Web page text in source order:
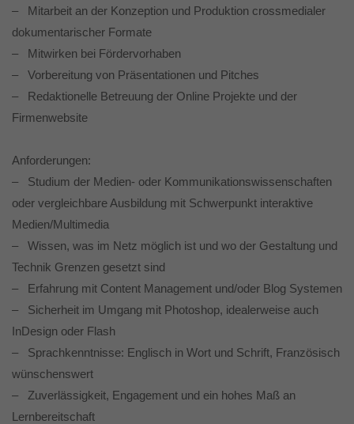
– Mitarbeit an der Konzeption und Produktion crossmedialer
dokumentarischer Formate
– Mitwirken bei Fördervorhaben
– Vorbereitung von Präsentationen und Pitches
– Redaktionelle Betreuung der Online Projekte und der
Firmenwebsite
Anforderungen:
– Studium der Medien- oder Kommunikationswissenschaften
oder vergleichbare Ausbildung mit Schwerpunkt interaktive
Medien/Multimedia
– Wissen, was im Netz möglich ist und wo der Gestaltung und
Technik Grenzen gesetzt sind
– Erfahrung mit Content Management und/oder Blog Systemen
– Sicherheit im Umgang mit Photoshop, idealerweise auch
InDesign oder Flash
– Sprachkenntnisse: Englisch in Wort und Schrift, Französisch
wünschenswert
– Zuverlässigkeit, Engagement und ein hohes Maß an
Lernbereitschaft
Website. Einige von ihnen sind essenziell, während andere uns
helfen, diese Website und Ihre Erfahrung zu verbessern.
Personenbezogene Daten können verarbeitet werden (z. B. IP-
Adressen), z. B. für personalisierte Anzeigen und Inhalte oder
Anzeigen- und Inhaltsmessung.
Weitere Informationen über die
Verwendung Ihrer Daten finden Sie in unserer
können Ihre Einwilligung zu ganzen Kategorien geben oder sich
weitere Informationen anzeigen lassen und so nur bestimmte
Cookies auswählen.
Alle akzeptieren Speichern
Nur essenzielle Cookies akzeptieren
Zurück
Datenschutzeinstellungen
Essenziell (1)
die einwandfreie Funktion der Website erforderlich.
Externe Medien (7)